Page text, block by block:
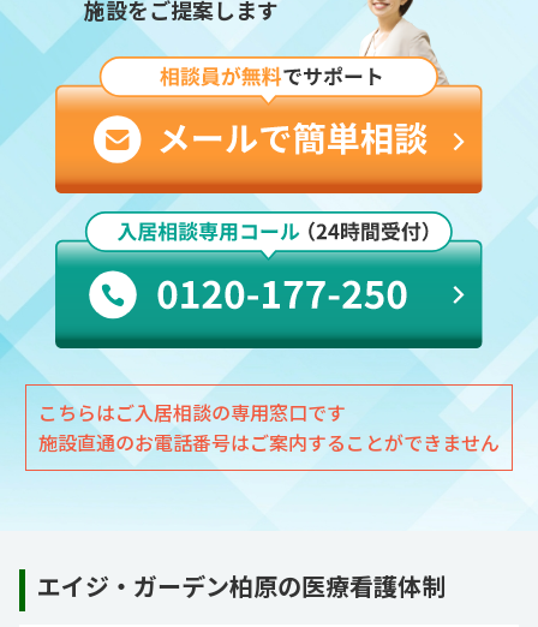
施設をご提案します
こちらはご入居相談の専用窓口です
施設直通のお電話番号はご案内することができません
エイジ・ガーデン柏原の医療看護体制